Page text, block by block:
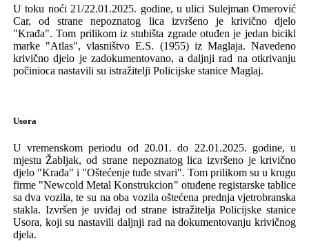
U toku noći 21/22.01.2025. godine, u ulici Sulejman Omerović
Car, od stranenepoznatog lica izvršeno je krivično djelo
"Krađa". Tom prilikom iz stubišta zgradeotuđen je jedan bicikl
marke "Atlas", vlasništvo E.S. (1955) iz Maglaja. Navedeno
krivično djelo je zadokumentovano, a daljnji rad na otkrivanju
počinioca nastavili su istražitelji Policijske staniceMaglaj.
Usora
U vremenskom periodu od 20.01. do 22.01.2025. godine, u
mjestu Žabljak, od strane nepoznatoglica izvršeno je krivično
djelo "Krađa" i "Oštećenje tuđe stvari". Tom prilikom su u krugu
firme "Newcold Metal Konstrukcion" otuđene registarske tablice
sa dva vozila, te su na oba vozila oštećena prednja vjetrobranska
stakla. Izvršen je uviđaj od strane istražitelja Policijske stanice
Usora, koji su nastavili daljnji rad na dokumentovanju krivičnog
djela.